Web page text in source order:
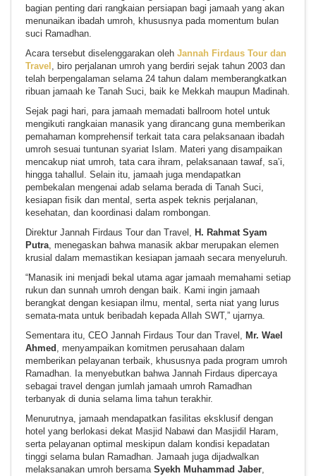
bagian penting dari rangkaian persiapan bagi jamaah yang akan
menunaikan ibadah umroh, khususnya pada momentum bulan
suci Ramadhan.
Acara tersebut diselenggarakan oleh Jannah Firdaus Tour dan
Travel , biro perjalanan umroh yang berdiri sejak tahun 2003 dan
telah berpengalaman selama 24 tahun dalam memberangkatkan
ribuan jamaah ke Tanah Suci, baik ke Mekkah maupun Madinah.
Sejak pagi hari, para jamaah memadati ballroom hotel untuk
mengikuti rangkaian manasik yang dirancang guna memberikan
pemahaman komprehensif terkait tata cara pelaksanaan ibadah
umroh sesuai tuntunan syariat Islam. Materi yang disampaikan
mencakup niat umroh, tata cara ihram, pelaksanaan tawaf, sa’i,
hingga tahallul. Selain itu, jamaah juga mendapatkan
pembekalan mengenai adab selama berada di Tanah Suci,
kesiapan fisik dan mental, serta aspek teknis perjalanan,
kesehatan, dan koordinasi dalam rombongan.
Direktur Jannah Firdaus Tour dan Travel, H. Rahmat Syam
Putra, menegaskan bahwa manasik akbar merupakan elemen
krusial dalam memastikan kesiapan jamaah secara menyeluruh.
“Manasik ini menjadi bekal utama agar jamaah memahami setiap
rukun dan sunnah umroh dengan baik. Kami ingin jamaah
berangkat dengan kesiapan ilmu, mental, serta niat yang lurus
semata-mata untuk beribadah kepada Allah SWT,” ujarnya.
Sementara itu, CEO Jannah Firdaus Tour dan Travel, Mr. Wael
Ahmed , menyampaikan komitmen perusahaan dalam
memberikan pelayanan terbaik, khususnya pada program umroh
Ramadhan. Ia menyebutkan bahwa Jannah Firdaus dipercaya
sebagai travel dengan jumlah jamaah umroh Ramadhan
terbanyak di dunia selama lima tahun terakhir.
Menurutnya, jamaah mendapatkan fasilitas eksklusif dengan
hotel yang berlokasi dekat Masjid Nabawi dan Masjidil Haram,
serta pelayanan optimal meskipun dalam kondisi kepadatan
tinggi selama bulan Ramadhan. Jamaah juga dijadwalkan
melaksanakan umroh bersama Syekh Muhammad Jaber,